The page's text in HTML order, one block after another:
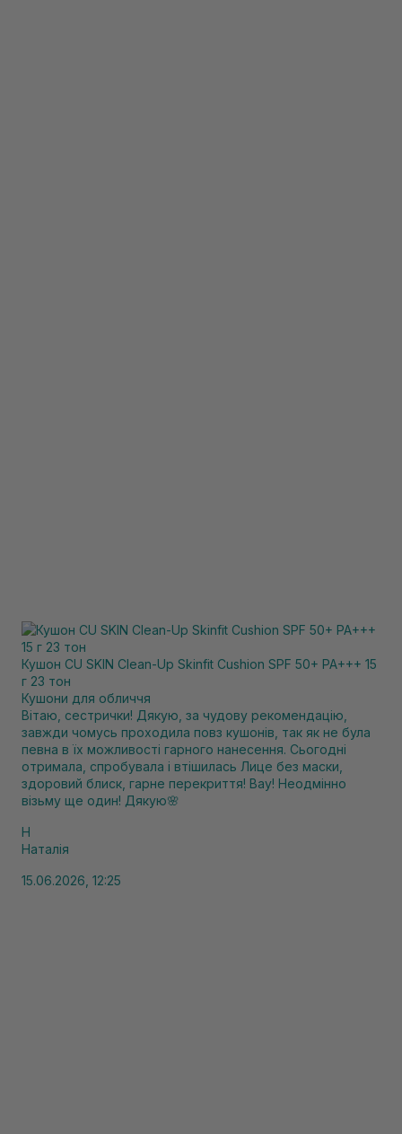
Кушон CU SKIN Clean-Up Skinfit Cushion SPF 50+ PA+++ 15
г 23 тон
Кушони для обличчя
Вітаю, сестрички! Дякую, за чудову рекомендацію,
завжди чомусь проходила повз кушонів, так як не була
певна в їх можливості гарного нанесення. Сьогодні
отримала, спробувала і втішилась Лице без маски,
здоровий блиск, гарне перекриття! Вау! Неодмінно
візьму ще один! Дякую🌸
Н
Наталія
15.06.2026, 12:25